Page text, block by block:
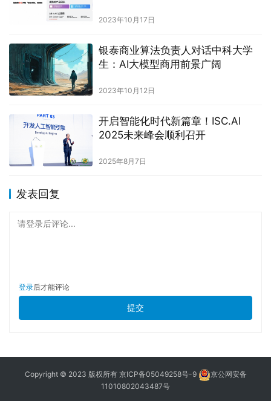
2023年10月17日
银泰商业算法负责人对话中科大学
生：AI大模型商用前景广阔
2023年10月12日
开启智能化时代新篇章！ISC.AI
2025未来峰会顺利召开
2025年8月7日
发表回复
请登录后评论...
登录后才能评论
提交
Copyright © 2023 版权所有 京ICP备05049258号-9
京公网安备
11010802043487号